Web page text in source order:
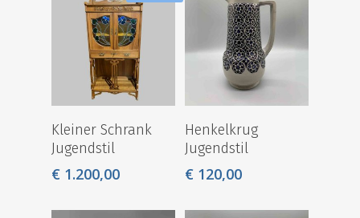
Kleiner Schrank
Jugendstil
€ 1.200,00
Henkelkrug
Jugendstil
€ 120,00